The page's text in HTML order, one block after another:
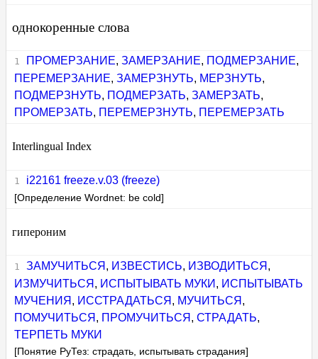
однокоренные слова
ПРОМЕРЗАНИЕ, ЗАМЕРЗАНИЕ, ПОДМЕРЗАНИЕ,
ПЕРЕМЕРЗАНИЕ,ЗАМЕРЗНУТЬ, МЕРЗНУТЬ,
ПОДМЕРЗНУТЬ, ПОДМЕРЗАТЬ,ЗАМЕРЗАТЬ,
ПРОМЕРЗАТЬ, ПЕРЕМЕРЗНУТЬ, ПЕРЕМЕРЗАТЬ
Interlingual Index
i22161 freeze.v.03 (freeze)
[Определение Wordnet: be cold]
гипероним
ЗАМУЧИТЬСЯ , ИЗВЕСТИСЬ, ИЗВОДИТЬСЯ ,
ИЗМУЧИТЬСЯ , ИСПЫТЫВАТЬ МУКИ , ИСПЫТЫВАТЬ
МУЧЕНИЯ , ИССТРАДАТЬСЯ , МУЧИТЬСЯ ,
ПОМУЧИТЬСЯ , ПРОМУЧИТЬСЯ ,СТРАДАТЬ,
ТЕРПЕТЬ МУКИ
[Понятие РуТез: страдать, испытывать страдания]